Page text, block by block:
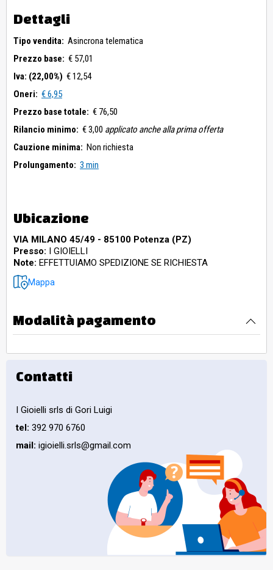
Dettagli
Tipo vendita: Asincrona telematica
Prezzo base: € 57,01
Iva: (22,00%) € 12,54
Oneri: € 6,95
Prezzo base totale: € 76,50
Rilancio minimo: € 3,00 applicato anche alla prima offerta
Cauzione minima: Non richiesta
Prolungamento: 3 min
Ubicazione
VIA MILANO 45/49 - 85100 Potenza (PZ)
Presso: I GIOIELLI
Note: EFFETTUIAMO SPEDIZIONE SE RICHIESTA
Mappa
Modalità pagamento
Contatti
I Gioielli srls di Gori Luigi
tel: 392 970 6760
mail: igioielli.srls@gmail.com